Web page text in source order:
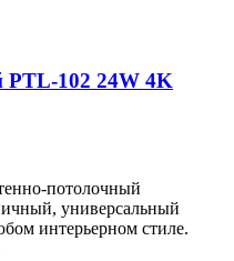
PTL-102 24W 4K
потолочный
универсальный
интерьерном стиле.